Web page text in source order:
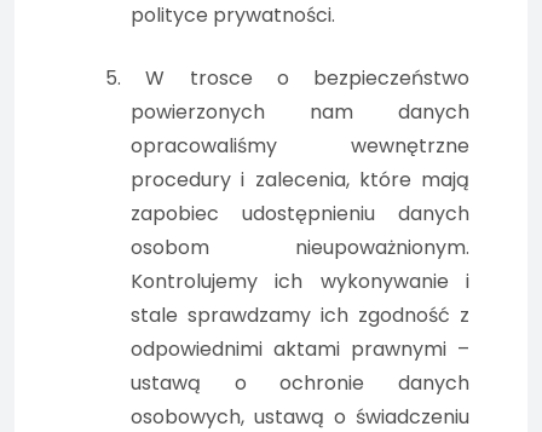
polityce prywatności.
5. W trosce o bezpieczeństwo
powierzonych nam danych
opracowaliśmy wewnętrzne
procedury i zalecenia, które mają
zapobiec udostępnieniu danych
osobom nieupoważnionym.
Kontrolujemy ich wykonywanie i
stale sprawdzamy ich zgodność z
odpowiednimi aktami prawnymi –
ustawą o ochronie danych
osobowych, ustawą o świadczeniu